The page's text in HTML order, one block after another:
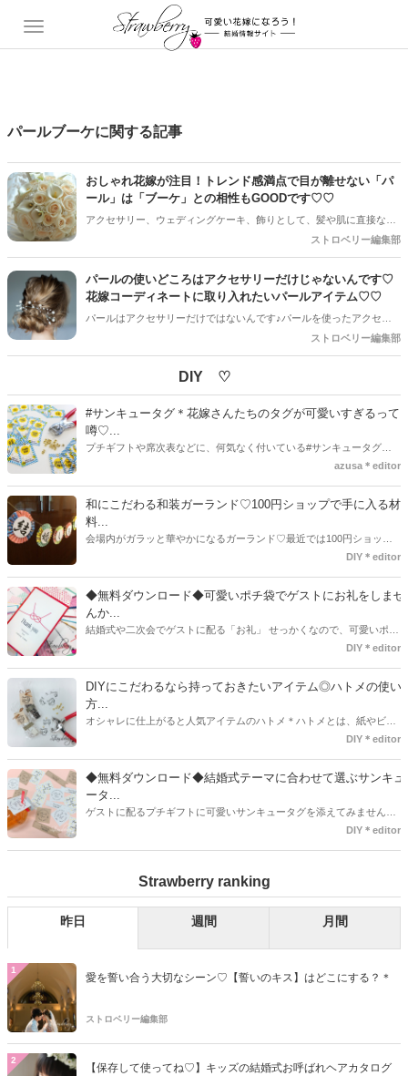
パールブーケに関する記事
おしゃれ花嫁が注目！トレンド感満点で目が離せない「パ
ール」は「ブーケ」との相性もGOODです♡♡
アクセサリー、ウェディングケーキ、飾りとして、髪や肌に直接な
ど、様々なアイデアでトレンドになる［パール］はブーケとの相性も
ストロベリー編集部
パールの使いどころはアクセサリーだけじゃないんです♡
花嫁コーディネートに取り入れたいパールアイテム♡♡
パールはアクセサリーだけではないんです♪パールを使ったアクセサ
ストロベリー編集部
DIY ♡
#サンキュータグ＊花嫁さんたちのタグが可愛いすぎるって
噂♡...
プチギフトや席次表などに、何気なく付いている#サンキュータグ実
はほとんどの花嫁さんが手作りしてるってご存知でしたか！？あるの
ま、付いてた方が断然可愛い♡そんなプレ花嫁さんたちの#サンキュー
タグアイデア、探してみました♪
azusa＊editor
和にこだわる和装ガーランド♡100円ショップで手に入る材
料...
会場内がガラッと華やかになるガーランド♡最近では100円ショップ
で既に完成された物が販売されていたり、ネット上でダウンロードし
す。ダウンロードしたデザインを印刷する紙をこだわるプレ花嫁さん
も・・・♡紙質や柄などでガラッと印象が変わりますよね♪
DIY＊editor
◆無料ダウンロード◆可愛いポチ袋でゲストにお礼をしませ
んか...
結婚式や二次会でゲストに配る「お礼」 せっかくなので、可愛いポチ
袋で用意しませんか？今回の記事では無料でダウンロードできるデザ
ください。いつもStrawberryを読んで頂いているプレ花嫁さんのお手
伝いが少しでも出来れば嬉しいです♡
DIY＊editor
DIYにこだわるなら持っておきたいアイテム◎ハトメの使い
方...
オシャレに仕上がると人気アイテムのハトメ＊ハトメとは、紙やビニ
ールなどに開けた穴につける金具のことでサイズが幅広く揃っていま
り、付けるものの素材や色にあわせて選ぶことができるんです♪*
DIY＊editor
◆無料ダウンロード◆結婚式テーマに合わせて選ぶサンキュ
ータ...
ゲストに配るプチギフトに可愛いサンキュータグを添えてみません
か？今回の記事では無料でダウンロードできる春婚にもピッタリなサ
るプレ花嫁さんのお手伝いが少しでも出来れば嬉しいです♡
DIY＊editor
Strawberry ranking
昨日 週間 月間
1
愛を誓い合う大切なシーン♡【誓いのキス】はどこにする？＊
ストロベリー編集部
2
【保存して使ってね♡】キッズの結婚式お呼ばれヘアカタログ